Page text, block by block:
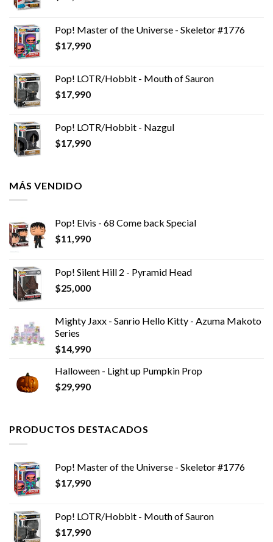
Pop! Master of the Universe - Skeletor #1776
$17,990
Pop! LOTR/Hobbit - Mouth of Sauron
$17,990
Pop! LOTR/Hobbit - Nazgul
$17,990
MÁS VENDIDO
Pop! Elvis - 68 Come back Special
$11,990
Pop! Silent Hill 2 - Pyramid Head
$25,000
Mighty Jaxx - Sanrio Hello Kitty - Azuma Makoto
Series
$14,990
Halloween - Light up Pumpkin Prop
$29,990
PRODUCTOS DESTACADOS
Pop! Master of the Universe - Skeletor #1776
$17,990
Pop! LOTR/Hobbit - Mouth of Sauron
$17,990